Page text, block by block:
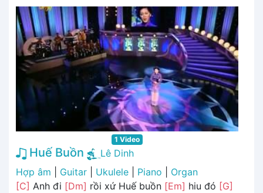
1 Video
Huế Buồn
Lê Dinh
Hợp âm
Guitar Ukulele Piano
Organ
[C] Anh đi [Dm] rồi xứ Huế buồn [Em] hiu đó [G]